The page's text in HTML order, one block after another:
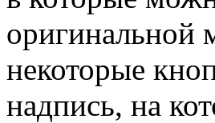
оригинальной
некоторые
надпись, на